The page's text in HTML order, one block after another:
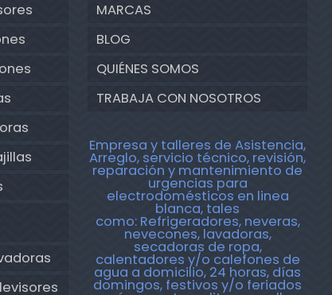
MARCAS
BLOG
QUIÉNES SOMOS
TRABAJA CON NOSOTROS
Empresa y talleres de Asistencia,
Arreglo, servicio técnico, revisión,
reparación y mantenimiento de
urgencias para
electrodomésticos en linea
blanca, tales
como: Refrigeradores, neveras,
nevecones, lavadoras,
secadoras de ropa,
calentadores y/o calefones de
agua a domicilio, 24 horas, días
domingos, festivos y/o feriados